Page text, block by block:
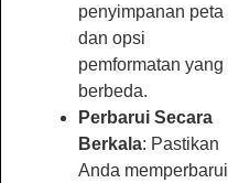
penyimpanan peta
dan opsi
pemformatan yang
berbeda.
Perbarui Secara
Berkala: Pastikan
Anda memperbarui